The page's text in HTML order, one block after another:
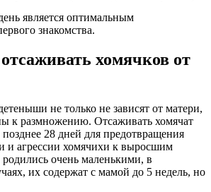
является оптимальным
знакомства.
хомячков от
не только не зависят от матери,
к размножению. Отсаживать хомячат
28 дней для предотвращения
и агрессии хомячихи к выросшим
очень маленькими, в
их содержат с мамой до 5 недель, но